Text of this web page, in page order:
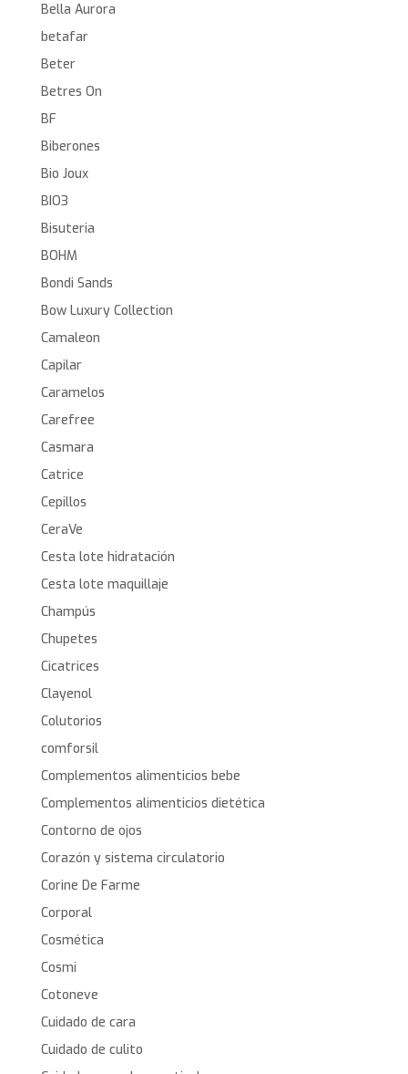
Bella Aurora
betafar
Beter
Betres On
BF
Biberones
Bio Joux
BIO3
Bisuteria
BOHM
Bondi Sands
Bow Luxury Collection
Camaleon
Capilar
Caramelos
Carefree
Casmara
Catrice
Cepillos
CeraVe
Cesta lote hidratación
Cesta lote maquillaje
Champús
Chupetes
Cicatrices
Clayenol
Colutorios
comforsil
Complementos alimenticios bebe
Complementos alimenticios dietética
Contorno de ojos
Corazón y sistema circulatorio
Corine De Farme
Corporal
Cosmética
Cosmi
Cotoneve
Cuidado de cara
Cuidado de culito